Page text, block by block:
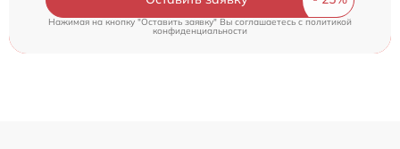
Нажимая на кнопку "Оставить заявку" Вы соглашаетесь c политикой
конфиденциальности